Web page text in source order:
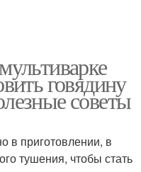
говядину
советы
в приготовлении, в
тушения, чтобы стать